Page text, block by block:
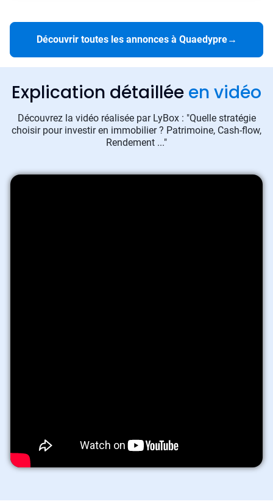
Découvrir toutes les annonces à Quaedypre→
Explication détaillée en vidéo
Découvrez la vidéo réalisée par LyBox : "Quelle stratégie
choisir pour investir en immobilier ? Patrimoine, Cash-flow,
Rendement ..."